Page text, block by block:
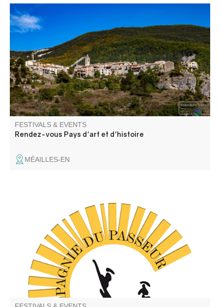
Visite commentée de la grotte du Perthus II par Cédric
Lepère, suivie d'une conférence-atelier de Manon Vuilien,
archéozoologue.
FESTIVALS & EVENTS
Rendez-vous Pays d'art et d'histoire
MÉAILLES-EN
C'est un spectacle de danse contemporaine (Cie du
Passeur / Efi Farmaki), fait revivre la mémoire des lavoirs
et des lavandières en chant, texte et danse. Atelier de
médiation pour les enfants avant la représentation, autour
d'objets liés aux lavoirs.